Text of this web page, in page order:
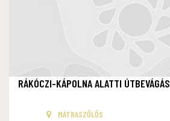
RÁKÓCZI-KÁPOLNA ALATTI ÚTBEVÁGÁS
MÁTRASZŐLŐS